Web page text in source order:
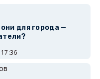
для города —